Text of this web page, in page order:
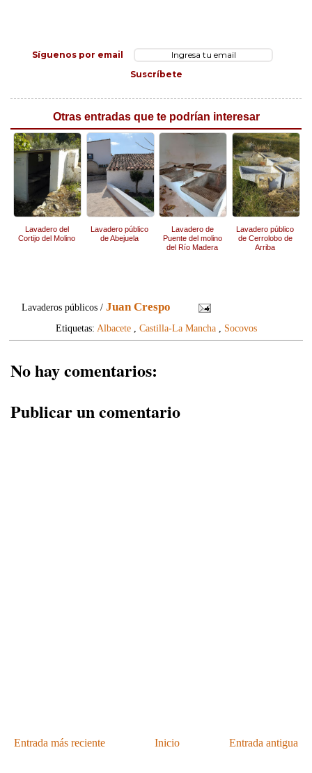
Síguenos por email
Suscríbete
Otras entradas que te podrían interesar
Lavadero del
Cortijo del Molino
Lavadero público
de Abejuela
Lavadero de
Puente del molino
del Río Madera
Lavadero público
de Cerrolobo de
Arriba
Lavaderos públicos /Juan Crespo
Etiquetas: Albacete, Castilla-La Mancha, Socovos
No hay comentarios:
Publicar un comentario
Entrada más reciente Entrada antigua
Inicio